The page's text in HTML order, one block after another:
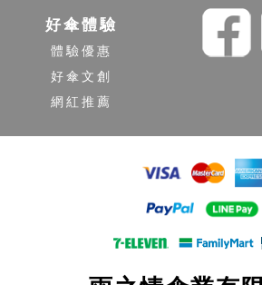
好傘體驗
體驗優惠
好傘文創
網紅推薦